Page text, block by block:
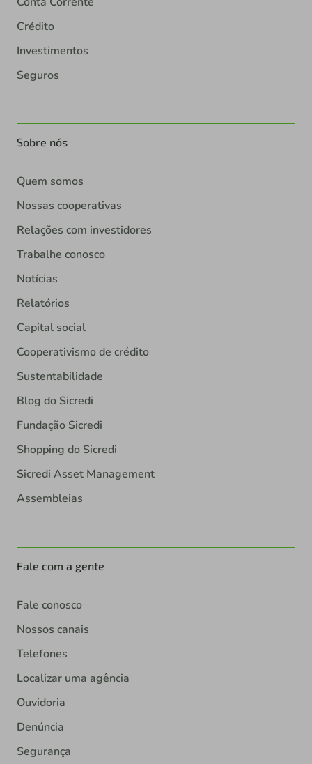
Crédito
Investimentos
Seguros
Sobre nós
Quem somos
Nossas cooperativas
Relações com investidores
Trabalhe conosco
Notícias
Relatórios
Capital social
Cooperativismo de crédito
Sustentabilidade
Blog do Sicredi
Fundação Sicredi
Shopping do Sicredi
Sicredi Asset Management
Assembleias
Fale com a gente
Fale conosco
Nossos canais
Telefones
Localizar uma agência
Ouvidoria
Denúncia
Segurança